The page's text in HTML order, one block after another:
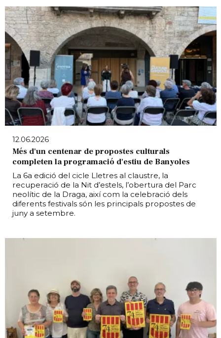
12.06.2026
Més d'un centenar de propostes culturals
completen la programació d'estiu de Banyoles
La 6a edició del cicle Lletres al claustre, la
recuperació de la Nit d’estels, l’obertura del Parc
neolític de la Draga, així com la celebració dels
diferents festivals són les principals propostes de
juny a setembre.